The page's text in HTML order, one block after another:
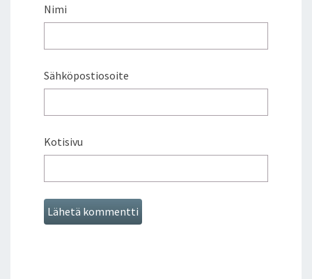
Nimi
Sähköpostiosoite
Kotisivu